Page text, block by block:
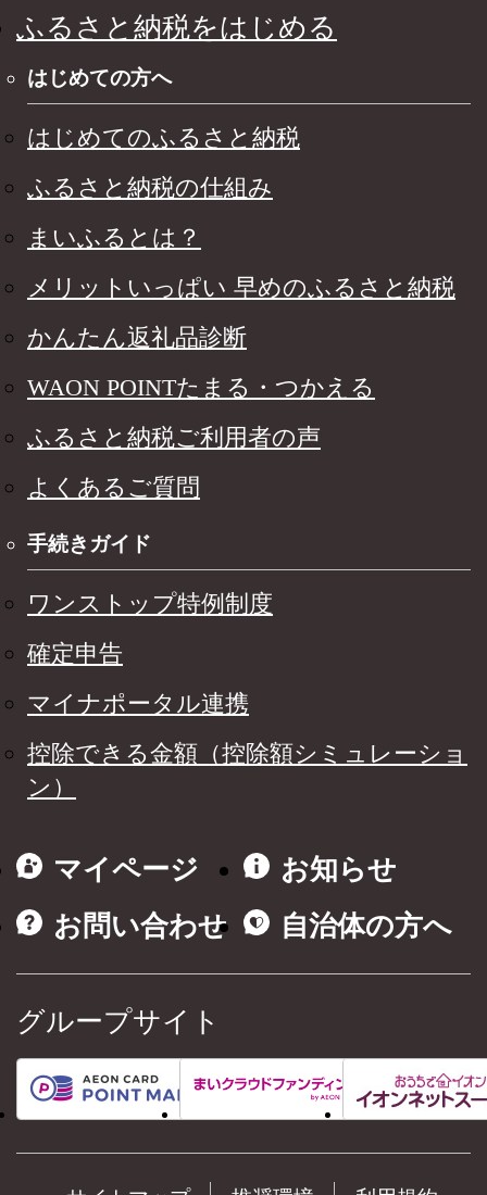
ふるさと納税をはじめる
はじめての方へ
はじめてのふるさと納税
ふるさと納税の仕組み
まいふるとは？
メリットいっぱい 早めのふるさと納税
かんたん返礼品診断
WAON POINTたまる・つかえる
ふるさと納税ご利用者の声
よくあるご質問
手続きガイド
ワンストップ特例制度
確定申告
マイナポータル連携
控除できる金額（控除額シミュレーショ
ン）
マイページ
お知らせ
お問い合わせ
自治体の方へ
グループサイト